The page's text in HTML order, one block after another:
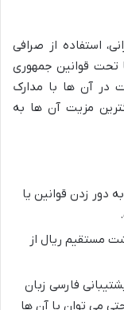
استفاده از صرافی
تحت قوانین جمهوری
در آن ها با مدارک
مزیت آن ها به
دور زدن قوانین یا
مستقیم ریال از
فارسی زبان
می توان با آن ها